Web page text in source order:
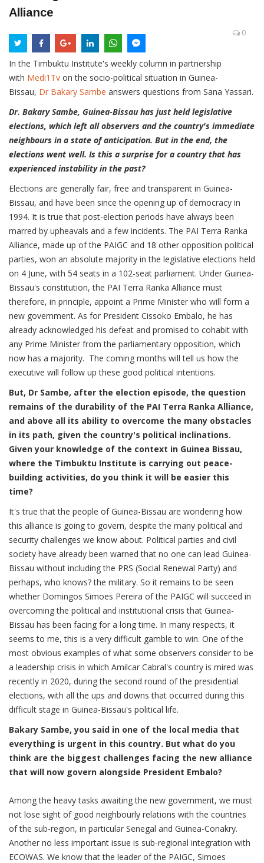
Alliance
0
In the Timbuktu Institute's weekly column in partnership
with Medi1Tv on the socio-political situation in Guinea-
Bissau, Dr Bakary Sambe answers questions from Sana Yassari.
Dr. Bakary Sambe, Guinea-Bissau has just held legislative
elections, which left all observers and the country's immediate
neighbours in a state of anticipation. But in the end, the
elections went well. Is this a surprise for a country that has
experienced instability in the past?
Elections are generally fair, free and transparent in Guinea-
Bissau, and have been since the opening up of democracy in
1994. It is true that post-election periods have always been
marred by upheavals and a few incidents. The PAI Terra Ranka
Alliance, made up of the PAIGC and 18 other opposition political
parties, won an absolute majority in the legislative elections held
on 4 June, with 54 seats in a 102-seat parliament. Under Guinea-
Bissau's constitution, the PAI Terra Ranka Alliance must
therefore, in principle, appoint a Prime Minister who will form a
new government. As for President Cissoko Embalo, he has
already acknowledged his defeat and promised to cohabit with
any Prime Minister from the parliamentary opposition, which
now has a majority. The coming months will tell us how the
executive will follow up these good political intentions.
But, Dr Sambe, after the election episode, the question
remains of the durability of the PAI Terra Ranka Alliance,
and above all its ability to overcome the many obstacles
in its path, given the country's political inclinations.
Given your knowledge of the context in Guinea Bissau,
where the Timbuktu Institute is carrying out peace-
building activities, do you think it will be easier this
time?
It's true that the people of Guinea-Bissau are wondering how
this alliance is going to govern, despite the many political and
security challenges we know about. Political parties and civil
society have already been warned that no one can lead Guinea-
Bissau without including the PRS (Social Renewal Party) and
perhaps, who knows? the military. So it remains to be seen
whether Domingos Simoes Pereira of the PAIGC will succeed in
overcoming the political and institutional crisis that Guinea-
Bissau has been facing for a long time. In many respects, it
seems to me, this is a very difficult gamble to win. One of the
most obvious examples of what some observers consider to be
a leadership crisis in which Amilcar Cabral's country is mired was
recently in 2020, during the second round of the presidential
elections, with all the ups and downs that occurred during this
difficult stage in Guinea-Bissau's political life.
Bakary Sambe, you said in one of the local media that
everything is urgent in this country. But what do you
think are the biggest challenges facing the new alliance
that will now govern alongside President Embalo?
Among the heavy tasks awaiting the new government, we must
not lose sight of good neighbourly relations with the countries
of the sub-region, in particular Senegal and Guinea-Conakry.
Another no less important issue is sub-regional integration with
ECOWAS. We know that the leader of the PAIGC, Simoes